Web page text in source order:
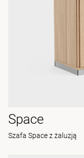
Space
Szafa Space z żaluzją